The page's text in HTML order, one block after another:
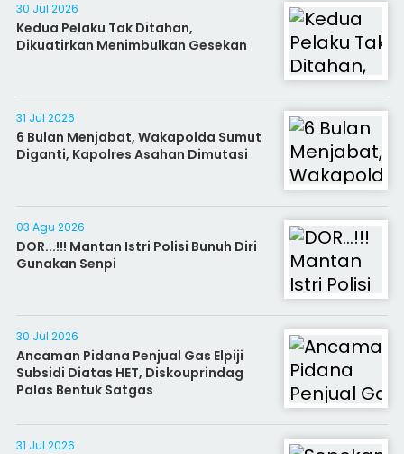
30 Jul 2026
Kedua Pelaku Tak Ditahan,
Dikuatirkan Menimbulkan Gesekan
31 Jul 2026
6 Bulan Menjabat, Wakapolda Sumut
Diganti, Kapolres Asahan Dimutasi
03 Agu 2026
DOR...!!! Mantan Istri Polisi Bunuh Diri
Gunakan Senpi
30 Jul 2026
Ancaman Pidana Penjual Gas Elpiji
Subsidi Diatas HET, Diskouprindag
Palas Bentuk Satgas
31 Jul 2026